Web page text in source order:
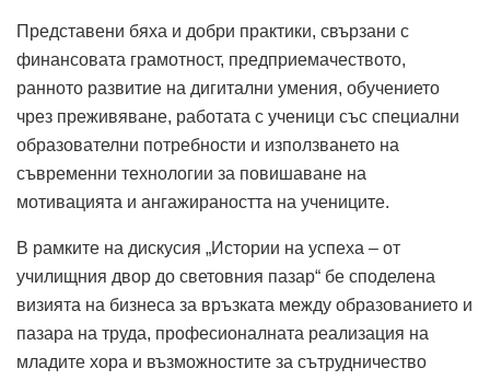
Представени бяха и добри практики, свързани с
финансовата грамотност, предприемачеството,
ранното развитие на дигитални умения, обучението
чрез преживяване, работата с ученици със специални
образователни потребности и използването на
съвременни технологии за повишаване на
мотивацията и ангажираността на учениците.
В рамките на дискусия „Истории на успеха – от
училищния двор до световния пазар“ бе споделена
визията на бизнеса за връзката между образованието и
пазара на труда, професионалната реализация на
младите хора и възможностите за сътрудничество